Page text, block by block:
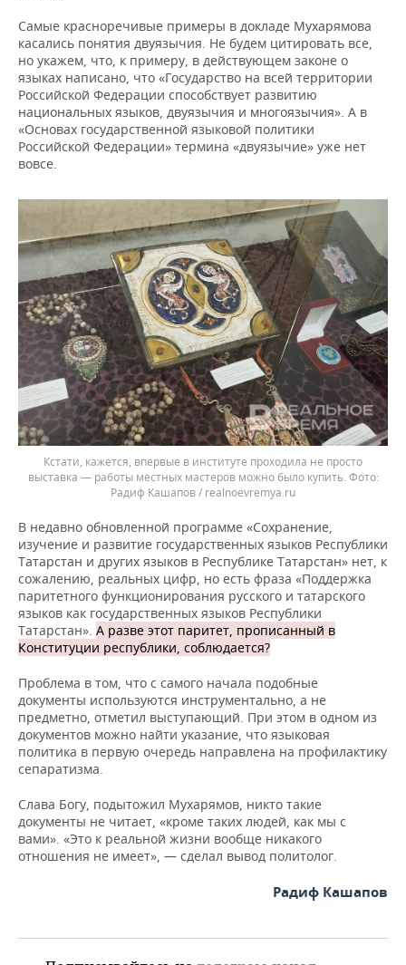
Самые красноречивые примеры в докладе Мухарямова
касались понятия двуязычия. Не будем цитировать все,
но укажем, что, к примеру, в действующем законе о
языках написано, что «Государство на всей территории
Российской Федерации способствует развитию
национальных языков, двуязычия и многоязычия». А в
«Основах государственной языковой политики
Российской Федерации» термина «двуязычие» уже нет
вовсе.
Кстати, кажется, впервые в институте проходила не просто
выставка — работы местных мастеров можно было купить.
Радиф Кашапов / realnoevremya.ru
В недавно обновленной программе «Сохранение,
изучение и развитие государственных языков Республики
Татарстан и других языков в Республике Татарстан» нет, к
сожалению, реальных цифр, но есть фраза «Поддержка
паритетного функционирования русского и татарского
языков как государственных языков Республики
Татарстан». А разве этот паритет, прописанный в
Конституции республики, соблюдается?
Проблема в том, что с самого начала подобные
документы используются инструментально, а не
предметно, отметил выступающий. При этом в одном из
документов можно найти указание, что языковая
политика в первую очередь направлена на профилактику
сепаратизма.
Слава Богу, подытожил Мухарямов, никто такие
документы не читает, «кроме таких людей, как мы с
вами». «Это к реальной жизни вообще никакого
отношения не имеет», — сделал вывод политолог.
Радиф Кашапов